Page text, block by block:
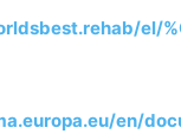
el/
en/